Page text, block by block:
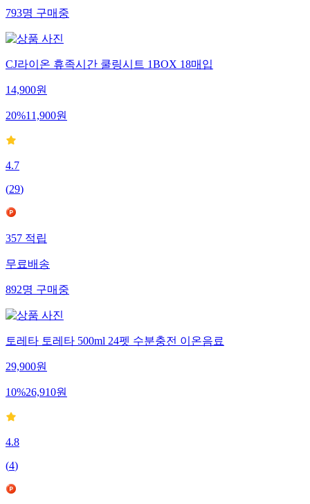
793명구매중
CJ라이온 휴족시간 쿨링시트 1BOX 18매입
14,900원
20%11,900원
4.7
(29)
357적립
무료배송
892명구매중
토레타 토레타 500ml 24펫 수분충전 이온음료
29,900원
10%26,910원
4.8
(4)